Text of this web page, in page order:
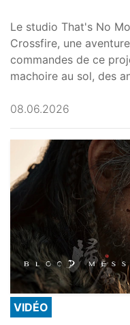
Le studio That's No
Crossfire, une
commandes de ce
machoire au sol, des
08.06.2026
VIDÉO